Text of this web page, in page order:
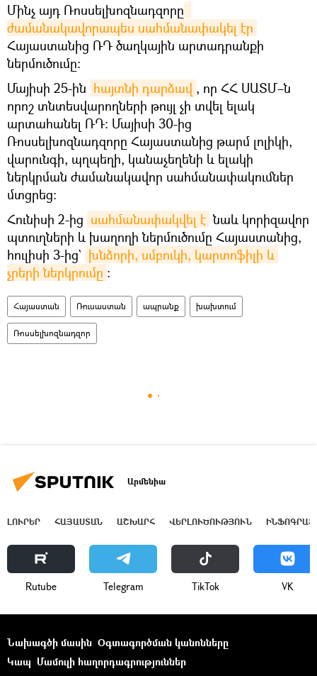
Մինչ այդ Ռոսսելխոզնադզորը
ժամանակավորապես սահմանափակել էր
Հայաստանից ՌԴ ծաղկային արտադրանքի
ներմուծումը։
Մայիսի 25-ին հայտնի դարձավ , որ ՀՀ ՍԱՏՄ–ն
որոշ տնտեսվարողների թույլ չի տվել ելակ
արտահանել ՌԴ։ Մայիսի 30-ից
Ռոսսելխոզնադզորը Հայաստանից թարմ լոլիկի,
վարունգի, պղպեղի, կանաչեղենի և ելակի
ներկրման ժամանակավոր սահմանափակումներ
մտցրեց։
Հունիսի 2-ից սահմանափակվել է նաև կորիզավոր
պտուղների և խաղողի ներմուծումը Հայաստանից,
հուլիսի 3-ից` խնձորի, սմբուկի, կարտոֆիլի և
չրերի ներկրումը ։
Հայաստան Ռուսաստան ապրանք խախտում
Ռոսսելխոզնադզոր
Արմենիա
ԼՈՒՐԵՐ ՀԱՅԱՍՏԱՆ ԱՇԽԱՐՀ ՎԵՐԼՈՒԾՈՒԹՅՈՒՆ
Rutube Telegram ТikТоk VK
Նախագծի մասին Օգտագործման կանոնները
Կապ Մամուլի հաղորդագրություններ